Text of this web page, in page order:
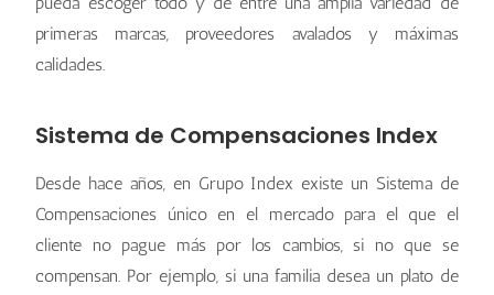
primeras marcas, proveedores avalados y máximas
calidades.
Sistema de Compensaciones Index
Desde hace años, en Grupo Index existe un Sistema de
Compensaciones único en el mercado para el que el
cliente no pague más por los cambios, si no que se
compensan. Por ejemplo, si una familia desea un plato de